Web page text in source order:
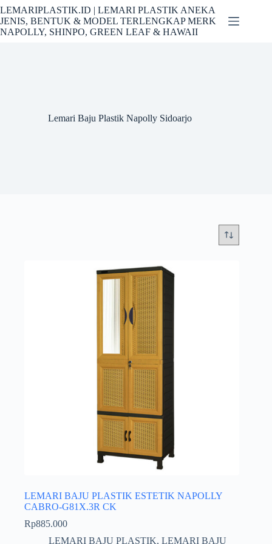
Skip
to
content
LEMARIPLASTIK.ID | LEMARI PLASTIK ANEKA
JENIS, BENTUK & MODEL TERLENGKAP MERK
NAPOLLY, SHINPO, GREEN LEAF & HAWAII
Lemari Baju Plastik Napolly Sidoarjo
LEMARI BAJU PLASTIK ESTETIK NAPOLLY
CABRO-G81X.3R CK
Rp885.000
LEMARI BAJU PLASTIK, LEMARI BAJU